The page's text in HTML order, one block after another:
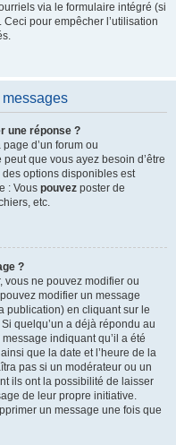
via le formulaire intégré (si
Ceci pour empêcher l’utilisation
une réponse ?
d’un forum ou
que vous ayez besoin d’être
options disponibles est
: Vous pouvez poster de
etc.
?
vous ne pouvez modifier ou
modifier un message
publication) en cliquant sur le
quelqu’un a déjà répondu au
indiquant qu’il a été
que la date et l’heure de la
pas si un modérateur ou un
ils ont la possibilité de laisser
de leur propre initiative.
un message une fois que